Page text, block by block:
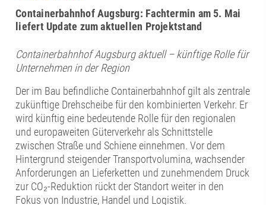
Containerbahnhof Augsburg: Fachtermin am 5. Mai
liefert Update zum aktuellen Projektstand
Containerbahnhof Augsburg aktuell – künftige Rolle für
Unternehmen in der Region
Der im Bau befindliche Containerbahnhof gilt als zentrale
zukünftige Drehscheibe für den kombinierten Verkehr. Er
wird künftig eine bedeutende Rolle für den regionalen
und europaweiten Güterverkehr als Schnittstelle
zwischen Straße und Schiene einnehmen. Vor dem
Hintergrund steigender Transportvolumina, wachsender
Anforderungen an Lieferketten und zunehmendem Druck
zur CO₂-Reduktion rückt der Standort weiter in den
Fokus von Industrie, Handel und Logistik.